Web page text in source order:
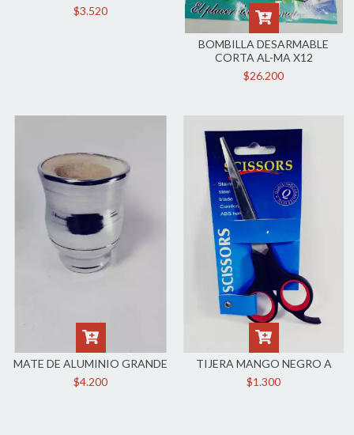
$3.520
BOMBILLA DESARMABLE
CORTA AL-MA X12
$26.200
MATE DE ALUMINIO GRANDE
$4.200
TIJERA MANGO NEGRO A
$1.300